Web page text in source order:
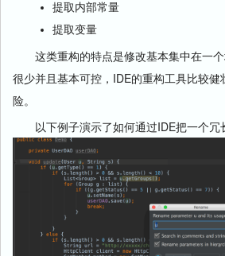
提取内部常量
提取变量
这类重构的特点是修改基本集中在一个
很少并且基本可控，IDE的重构工具比较
险。
以下例子演示了如何通过IDE把一个冗